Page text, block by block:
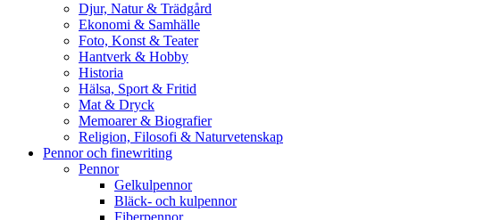
Djur, Natur & Trädgård
Ekonomi & Samhälle
Foto, Konst & Teater
Hantverk & Hobby
Historia
Hälsa, Sport & Fritid
Mat & Dryck
Memoarer & Biografier
Religion, Filosofi & Naturvetenskap
Pennor och finewriting
Pennor
Gelkulpennor
Bläck- och kulpennor
Fiberpennor